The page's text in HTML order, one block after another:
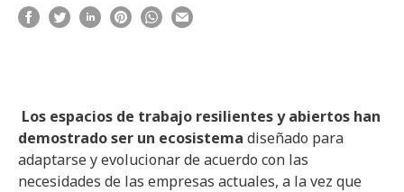
Los espacios de trabajo resilientes y abiertos han
demostrado ser un ecosistema diseñado para
adaptarse y evolucionar de acuerdo con las
necesidades de las empresas actuales, a la vez que